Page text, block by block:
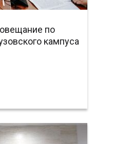
по
кампуса